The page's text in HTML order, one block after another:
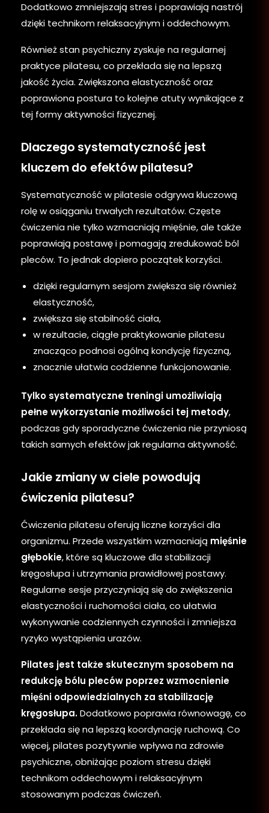
Dodatkowo zmniejszają stres i poprawiają nastrój
dzięki technikom relaksacyjnym i oddechowym.
Również stan psychiczny zyskuje na regularnej
praktyce pilatesu, co przekłada się na lepszą
jakość życia. Zwiększona elastyczność oraz
poprawiona postura to kolejne atuty wynikające z
tej formy aktywności fizycznej.
Dlaczego systematyczność jest
kluczem do efektów pilatesu?
Systematyczność w pilatesie odgrywa kluczową
rolę w osiąganiu trwałych rezultatów. Częste
ćwiczenia nie tylko wzmacniają mięśnie, ale także
poprawiają postawę i pomagają zredukować ból
pleców. To jednak dopiero początek korzyści.
dzięki regularnym sesjom zwiększa się również
elastyczność,
zwiększa się stabilność ciała,
w rezultacie, ciągłe praktykowanie pilatesu
znacząco podnosi ogólną kondycję fizyczną,
znacznie ułatwia codzienne funkcjonowanie.
Tylko systematyczne treningi umożliwiają
pełne wykorzystanie możliwości tej metody,
podczas gdy sporadyczne ćwiczenia nie przyniosą
takich samych efektów jak regularna aktywność.
Jakie zmiany w ciele powodują
ćwiczenia pilatesu?
Ćwiczenia pilatesu oferują liczne korzyści dla
organizmu. Przede wszystkim wzmacniają mięśnie
głębokie, które są kluczowe dla stabilizacji
kręgosłupa i utrzymania prawidłowej postawy.
Regularne sesje przyczyniają się do zwiększenia
elastyczności i ruchomości ciała, co ułatwia
wykonywanie codziennych czynności i zmniejsza
ryzyko wystąpienia urazów.
Pilates jest także skutecznym sposobem na
redukcję bólu pleców poprzez wzmocnienie
mięśni odpowiedzialnych za stabilizację
kręgosłupa.Dodatkowo poprawia równowagę, co
przekłada się na lepszą koordynację ruchową. Co
więcej, pilates pozytywnie wpływa na zdrowie
psychiczne, obniżając poziom stresu dzięki
technikom oddechowym i relaksacyjnym
stosowanym podczas ćwiczeń.